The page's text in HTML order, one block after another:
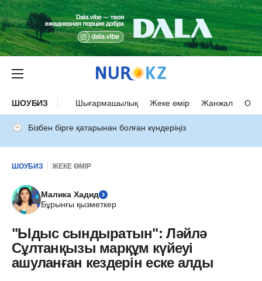
ШОУБИЗ Шығармашылық Жеке өмір Жанжал
Бізбен бірге қатарынан болған күндеріңіз
ШОУБИЗ ЖЕКЕ ӨМІР
Малика Хадид
Бұрынғы қызметкер
"Ыдыс сындыратын": Ләйлә
Сұлтанқызы марқұм күйеуі
ашуланған кездерін еске алды